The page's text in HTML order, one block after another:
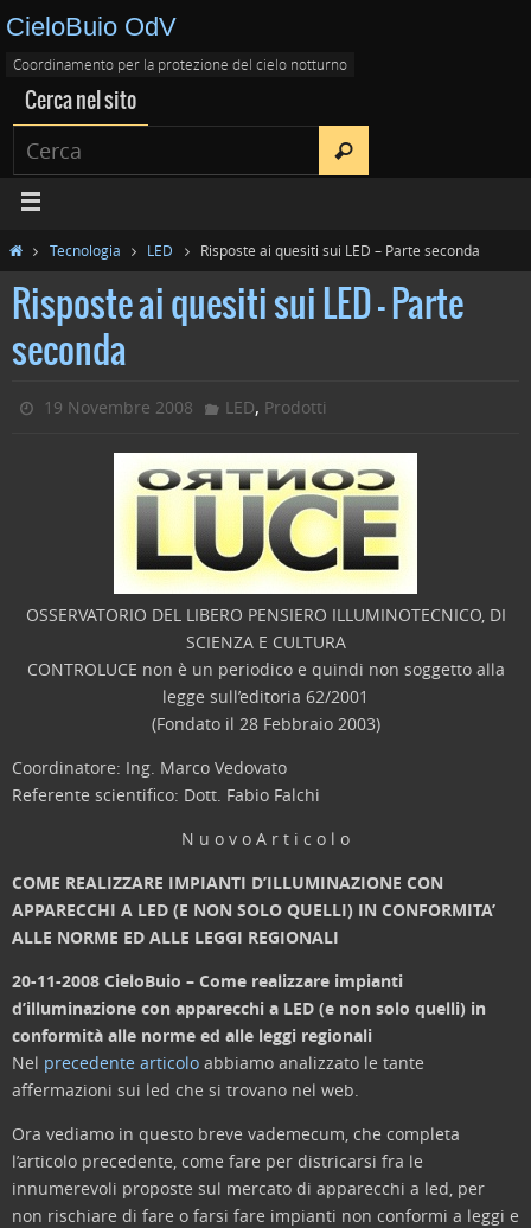
CieloBuio OdV
Coordinamento per la protezione del cielo notturno
Cerca nel sito
Tecnologia LED Risposte ai quesiti sui LED – Parte seconda
Risposte ai quesiti sui LED – Parte
seconda
19 Novembre 2008 LED, Prodotti
OSSERVATORIO DEL LIBERO PENSIERO ILLUMINOTECNICO, DI
SCIENZA E CULTURA
CONTROLUCE non è un periodico e quindi non soggetto alla
legge sull’editoria 62/2001
(Fondato il 28 Febbraio 2003)
Coordinatore: Ing. Marco Vedovato
Referente scientifico: Dott. Fabio Falchi
N u o v o A r t i c o l o
COME REALIZZARE IMPIANTI D’ILLUMINAZIONE CON
APPARECCHI A LED (E NON SOLO QUELLI) IN CONFORMITA’
ALLE NORME ED ALLE LEGGI REGIONALI
20-11-2008 CieloBuio – Come realizzare impianti
d’illuminazione con apparecchi a LED (e non solo quelli) in
conformità alle norme ed alle leggi regionali
Nel precedente articolo abbiamo analizzato le tante
affermazioni sui led che si trovano nel web.
Ora vediamo in questo breve vademecum, che completa
l’articolo precedente, come fare per districarsi fra le
innumerevoli proposte sul mercato di apparecchi a led, per
non rischiare di fare o farsi fare impianti non conformi a leggi e